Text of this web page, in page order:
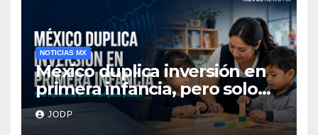
NOTICIAS MX
México duplica inversión en
primera infancia, pero solo
destina 2.53% del gasto
público
JODP